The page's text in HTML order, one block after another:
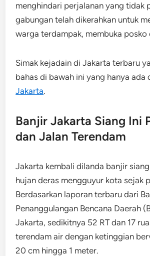
menghindari perjalanan yang tidak
gabungan telah dikerahkan untuk
warga terdampak, membuka posko
Simak kejadain di Jakarta terbaru
bahas di bawah ini yang hanya ada
Jakarta.
Banjir Jakarta Siang Ini
dan Jalan Terendam
Jakarta kembali dilanda banjir
hujan deras mengguyur kota sejak
Berdasarkan laporan terbaru dari
Penanggulangan Bencana Daerah
Jakarta, sedikitnya 52 RT dan 17
terendam air dengan ketinggian
20 cm hingga 1 meter.